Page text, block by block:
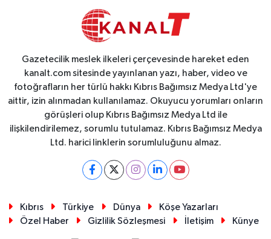
Gazetecilik meslek ilkeleri çerçevesinde hareket eden
kanalt.com sitesinde yayınlanan yazı, haber, video ve
fotoğrafların her türlü hakkı Kıbrıs Bağımsız Medya Ltd'ye
aittir, izin alınmadan kullanılamaz. Okuyucu yorumları onların
görüşleri olup Kıbrıs Bağımsız Medya Ltd ile
ilişkilendirilemez, sorumlu tutulamaz. Kıbrıs Bağımsız Medya
Ltd. harici linklerin sorumluluğunu almaz.
Kıbrıs Türkiye Dünya
Köşe Yazarları
Özel Haber
Gizlilik Sözleşmesi İletişim Künye